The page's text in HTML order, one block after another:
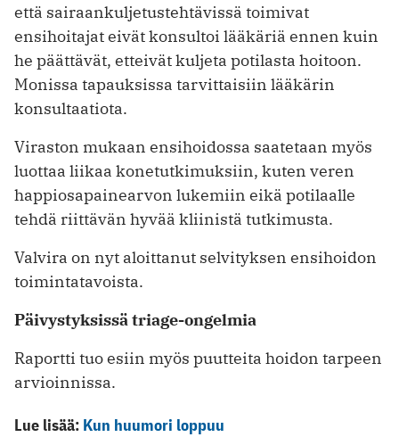
että sairaankuljetustehtävissä toimivat
ensihoitajat eivät konsultoi lääkäriä ennen kuin
he päättävät, etteivät kuljeta potilasta hoitoon.
Monissa tapauksissa tarvittaisiin lääkärin
konsultaatiota.
Viraston mukaan ensihoidossa saatetaan myös
luottaa liikaa konetutkimuksiin, kuten veren
happiosapainearvon lukemiin eikä potilaalle
tehdä riittävän hyvää kliinistä tutkimusta.
Valvira on nyt aloittanut selvityksen ensihoidon
toimintatavoista.
Päivystyksissä triage-ongelmia
Raportti tuo esiin myös puutteita hoidon tarpeen
arvioinnissa.
Lue lisää: Kun huumori loppuu